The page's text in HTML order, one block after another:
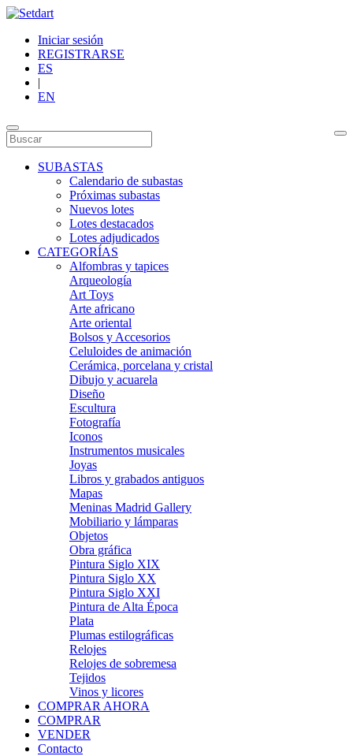
Iniciar sesión
REGISTRARSE
ES
|
EN
SUBASTAS
Calendario de subastas
Próximas subastas
Nuevos lotes
Lotes destacados
Lotes adjudicados
CATEGORÍAS
Alfombras y tapices
Arqueología
Art Toys
Arte africano
Arte oriental
Bolsos y Accesorios
Celuloides de animación
Cerámica, porcelana y cristal
Dibujo y acuarela
Diseño
Escultura
Fotografía
Iconos
Instrumentos musicales
Joyas
Libros y grabados antiguos
Mapas
Meninas Madrid Gallery
Mobiliario y lámparas
Objetos
Obra gráfica
Pintura Siglo XIX
Pintura Siglo XX
Pintura Siglo XXI
Pintura de Alta Época
Plata
Plumas estilográficas
Relojes
Relojes de sobremesa
Tejidos
Vinos y licores
COMPRAR AHORA
COMPRAR
VENDER
Contacto